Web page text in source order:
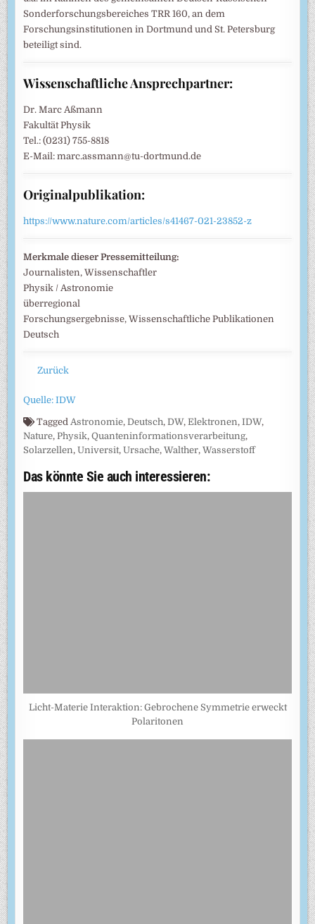
Sonderforschungsbereiches TRR 160, an dem
Forschungsinstitutionen in Dortmund und St. Petersburg
beteiligt sind.
Wissenschaftliche Ansprechpartner:
Dr. Marc Aßmann
Fakultät Physik
Tel.: (0231) 755-8818
E-Mail: marc.assmann@tu-dortmund.de
Originalpublikation:
https://www.nature.com/articles/s41467-021-23852-z
Merkmale dieser Pressemitteilung:
Journalisten, Wissenschaftler
Physik / Astronomie
überregional
Forschungsergebnisse, Wissenschaftliche Publikationen
Deutsch
Zurück
Quelle: IDW
Tagged Astronomie, Deutsch, DW,Elektronen,IDW,
Nature, Physik,Quanteninformationsverarbeitung,
Solarzellen,Universit,Ursache,Walther,Wasserstoff
Das könnte Sie auch interessieren:
Licht-Materie Interaktion: Gebrochene Symmetrie erweckt
Polaritonen